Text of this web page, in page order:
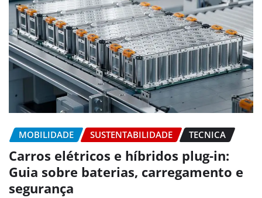
MOBILIDADE SUSTENTABILIDADE TECNICA
Carros elétricos e híbridos plug-in:
Guia sobre baterias, carregamento e
segurança